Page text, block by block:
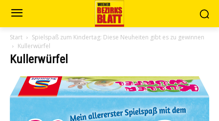
Start
Spielspaß zum Kindertag: Diese Neuheiten gibt es zu gewinnen
Kullerwürfel
Kullerwürfel